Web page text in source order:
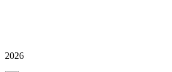
2026